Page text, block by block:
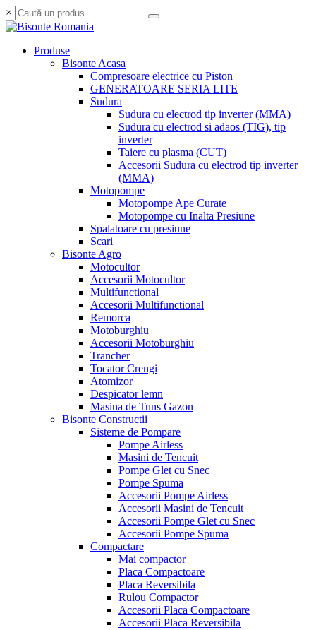
×
Produse
Bisonte Acasa
Compresoare electrice cu Piston
GENERATOARE SERIA LITE
Sudura
Sudura cu electrod tip inverter (MMA)
Sudura cu electrod si adaos (TIG), tip
inverter
Taiere cu plasma (CUT)
Accesorii Sudura cu electrod tip inverter
(MMA)
Motopompe
Motopompe Ape Curate
Motopompe cu Inalta Presiune
Spalatoare cu presiune
Scari
Bisonte Agro
Motocultor
Accesorii Motocultor
Multifunctional
Accesorii Multifunctional
Remorca
Motoburghiu
Accesorii Motoburghiu
Trancher
Tocator Crengi
Atomizor
Despicator lemn
Masina de Tuns Gazon
Bisonte Constructii
Sisteme de Pompare
Pompe Airless
Masini de Tencuit
Pompe Glet cu Snec
Pompe Spuma
Accesorii Pompe Airless
Accesorii Masini de Tencuit
Accesorii Pompe Glet cu Snec
Accesorii Pompe Spuma
Compactare
Mai compactor
Placa Compactoare
Placa Reversibila
Rulou Compactor
Accesorii Placa Compactoare
Accesorii Placa Reversibila